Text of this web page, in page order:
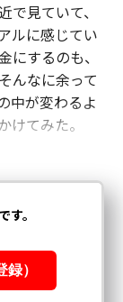
見ていて、
ルに感じてい
にするのも、
んなに余って
中が変わるよ
けてみた。